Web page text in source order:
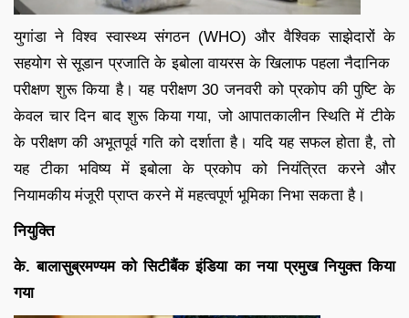
युगांडा ने विश्व स्वास्थ्य संगठन (WHO) और वैश्विक साझेदारों के
सहयोग से सूडान प्रजाति के इबोला वायरस के खिलाफ पहला नैदानिक ​​
परीक्षण शुरू किया है। यह परीक्षण 30 जनवरी को प्रकोप की पुष्टि के
केवल चार दिन बाद शुरू किया गया, जो आपातकालीन स्थिति में टीके
के परीक्षण की अभूतपूर्व गति को दर्शाता है। यदि यह सफल होता है, तो
यह टीका भविष्य में इबोला के प्रकोप को नियंत्रित करने और
नियामकीय मंजूरी प्राप्त करने में महत्वपूर्ण भूमिका निभा सकता है।
नियुक्ति
के. बालासुब्रमण्यम को सिटीबैंक इंडिया का नया प्रमुख नियुक्त किया
गया